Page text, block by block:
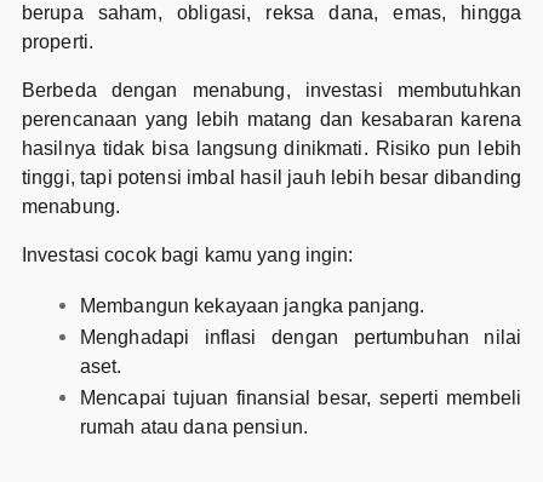
berupa saham, obligasi, reksa dana, emas, hingga
properti.
Berbeda dengan menabung, investasi membutuhkan
perencanaan yang lebih matang dan kesabaran karena
hasilnya tidak bisa langsung dinikmati. Risiko pun lebih
tinggi, tapi potensi imbal hasil jauh lebih besar dibanding
menabung.
Investasi cocok bagi kamu yang ingin:
Membangun kekayaan jangka panjang.
Menghadapi inflasi dengan pertumbuhan nilai
aset.
Mencapai tujuan finansial besar, seperti membeli
rumah atau dana pensiun.